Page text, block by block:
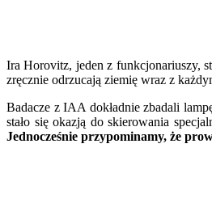
Ira Horovitz, jeden z funkcjonariuszy,
zręcznie odrzucają ziemię wraz z
Badacze z IAA dokładnie zbadali
stało się okazją do skierowania
Jednocześnie przypominamy, że